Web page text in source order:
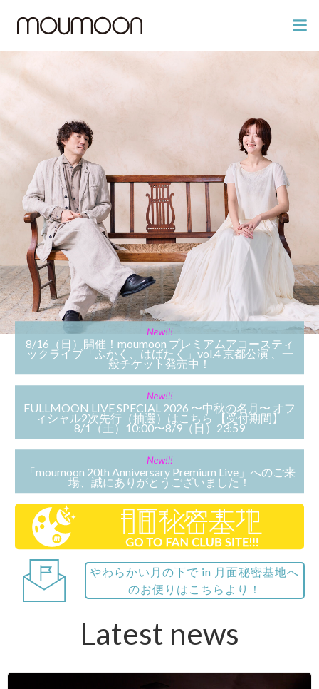
ッ
8/16（日）開催！moumoon プレミアムアコースティ
ックライブ「ふかく、はばたく」vol.4 京都公演 、一
般チケット発売中！
FULLMOON LIVE SPECIAL 2026 〜中秋の名月〜 オフ
ィシャル2次先行（抽選）はこちら 【受付期間】
8/1（土）10:00〜8/9（日）23:59
「moumoon 20th Anniversary Premium Live」へのご来
場、誠にありがとうございました！
やわらかい月の下で in 月面秘密基地へ
のお便りはこちらより！
Latest news